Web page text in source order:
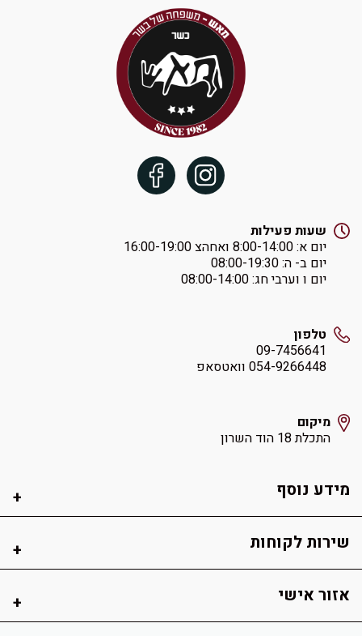
שעות פעילות
יום א: ‏8:00-14:00 ואחהצ 16:00-19:00
יום ב- ה: ‏08:00-19:30
יום ו וערבי חג: ‏08:00-14:00
טלפון
09-7456641
054-9266448 וואטסאפ
מיקום
התכלת 18 הוד השרון
מידע נוסף
שירות לקוחות
אזור אישי